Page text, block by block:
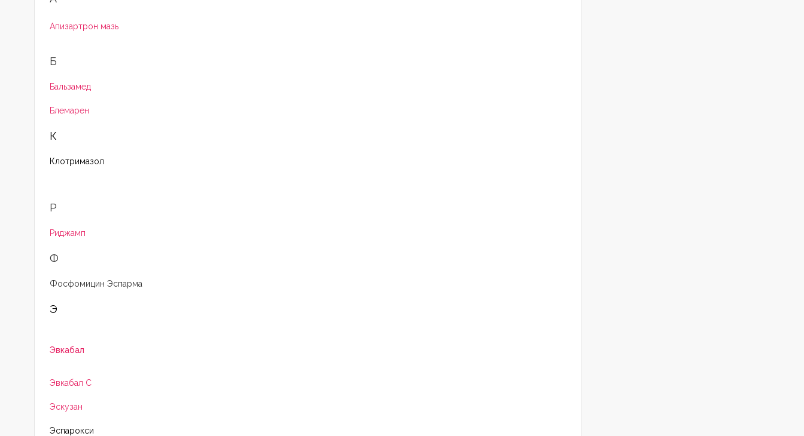
Апизартрон мазь
Б
Бальзамед
Блемарен
К
Клотримазол
Р
Риджамп
Ф
Фосфомицин Эспарма
Э
Эвкабал
Эвкабал С
Эскузан
Эспарокси